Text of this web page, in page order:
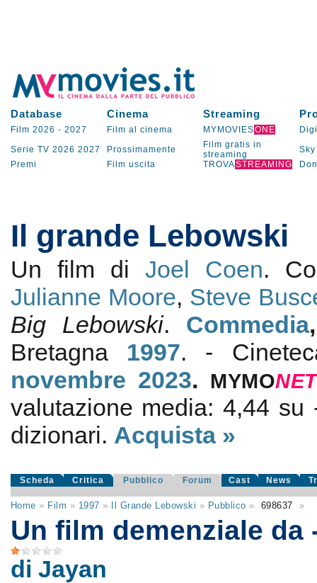
Database Cinema Streaming
Film 2026 - 2027 Film al cinema MYMOVIESONE
Serie TV 2026 2027 Prossimamente
Film gratis in
streaming
Sky
Premi
Film uscita TROVASTREAMING
Il grande Lebowski
Un film diJoel Coen.
Julianne Moore, Steve
Big Lebowski. Commedia
Bretagna 1997. -
novembre 2023. MYMONE
valutazione media:4,44 su
dizionari. Acquista »
Scheda Critica Pubblico Forum Cast News
Home » Film » 1997 » Il Grande Lebowski » Pubblico » 698637 »
Un film demenziale da
di Jayan